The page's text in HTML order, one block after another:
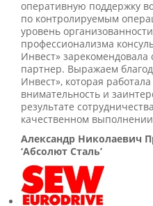
оперативную поддержку
по контролируемым
уровень
профессионализма
Инвест»
партнер. Выражаем
Инвест», которая
внимательность и
результате
качественном
Александр Николаевич
‘Абсолют Сталь’